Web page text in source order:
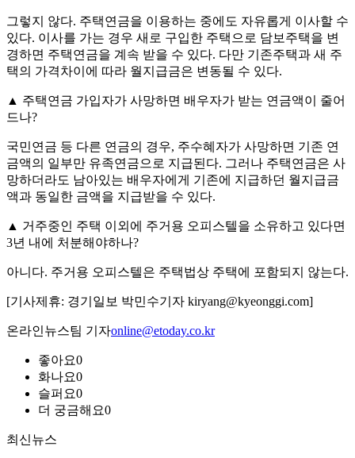
그렇지 않다. 주택연금을 이용하는 중에도 자유롭게 이사할 수
있다. 이사를 가는 경우 새로 구입한 주택으로 담보주택을 변
경하면 주택연금을 계속 받을 수 있다. 다만 기존주택과 새 주
택의 가격차이에 따라 월지급금은 변동될 수 있다.
▲ 주택연금 가입자가 사망하면 배우자가 받는 연금액이 줄어
드나?
국민연금 등 다른 연금의 경우, 주수혜자가 사망하면 기존 연
금액의 일부만 유족연금으로 지급된다. 그러나 주택연금은 사
망하더라도 남아있는 배우자에게 기존에 지급하던 월지급금
액과 동일한 금액을 지급받을 수 있다.
▲ 거주중인 주택 이외에 주거용 오피스텔을 소유하고 있다면
3년 내에 처분해야하나?
아니다. 주거용 오피스텔은 주택법상 주택에 포함되지 않는다.
[기사제휴: 경기일보 박민수기자 kiryang@kyeonggi.com]
온라인뉴스팀 기자online@etoday.co.kr
좋아요0
화나요0
슬퍼요0
더 궁금해요0
최신뉴스